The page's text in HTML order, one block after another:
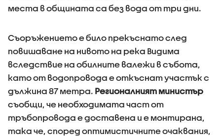
места в общината са без вода от три дни.
Съоръжението е било прекъснато след
повишаване на нивото на река Видима
вследствие на обилните валежи в събота,
като от водопровода е откъснат участък с
дължина 87 метра. Регионалният министър
съобщи, че необходимата част от
тръбопровода е доставена и е монтирана,
така че, според оптимистичните очаквания,